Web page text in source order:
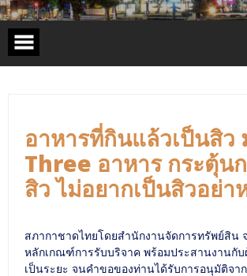
อาหารที่กินแล้วเป็นสิว
Three อาหาร กระตุ้น
สิว ไม่อยากเป็นสิวอย่า
สภากาชาดไทยโดยสำนักงานจัดการทรัพย์สิน
หลักเกณฑ์การรับบริจาค พร้อมประสานงานกั
เป็นระยะ จนคำขอของท่านได้รับการอนุมัติจา